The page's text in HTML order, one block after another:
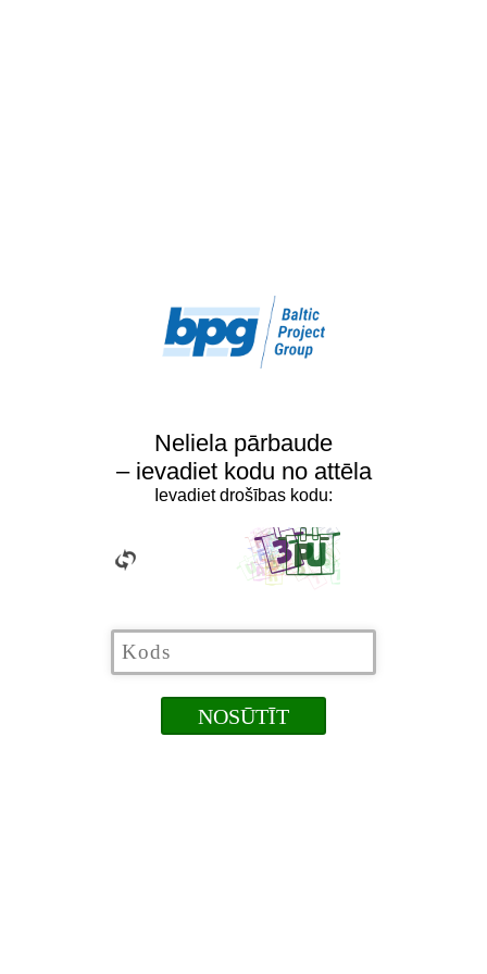
Neliela pārbaude
– ievadiet kodu no attēla
Ievadiet drošības kodu: